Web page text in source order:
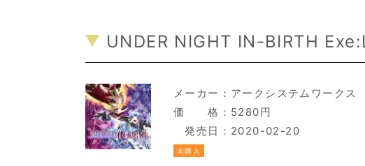
UNDER NIGHT IN-BIRTH
メーカー： アークシステムワークス
価 格：5280円
発売日：2020-02-20
未購入